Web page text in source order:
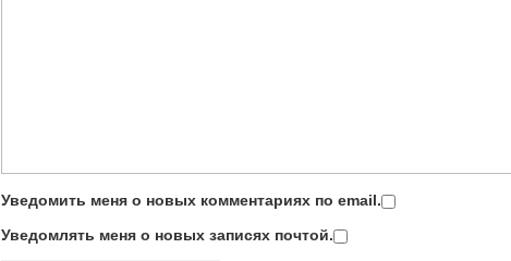
Уведомить меня о новых комментариях по email.
Уведомлять меня о новых записях почтой.